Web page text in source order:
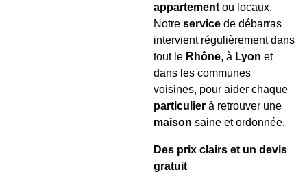
appartement ou locaux.
Notre service de débarras
intervient régulièrement dans
tout le Rhône, à Lyon et
dans les communes
voisines, pour aider chaque
particulier à retrouver une
maison saine et ordonnée.
Des prix clairs et un devis
gratuit